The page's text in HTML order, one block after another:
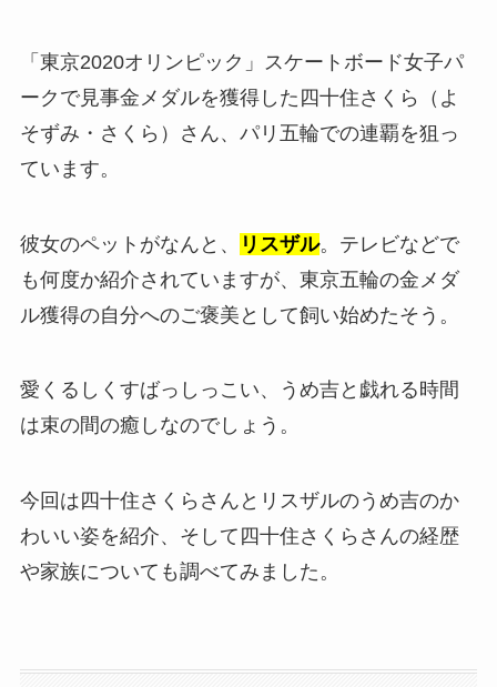
「東京2020オリンピック」スケートボード女子パ
ークで見事金メダルを獲得した四十住さくら（よ
そずみ・さくら）さん、パリ五輪での連覇を狙っ
ています。
彼女のペットがなんと、 リスザル。テレビなどで
も何度か紹介されていますが、東京五輪の金メダ
ル獲得の自分へのご褒美として飼い始めたそう。
愛くるしくすばっしっこい、うめ吉と戯れる時間
は束の間の癒しなのでしょう。
今回は四十住さくらさんとリスザルのうめ吉のか
わいい姿を紹介、そして四十住さくらさんの経歴
や家族についても調べてみました。